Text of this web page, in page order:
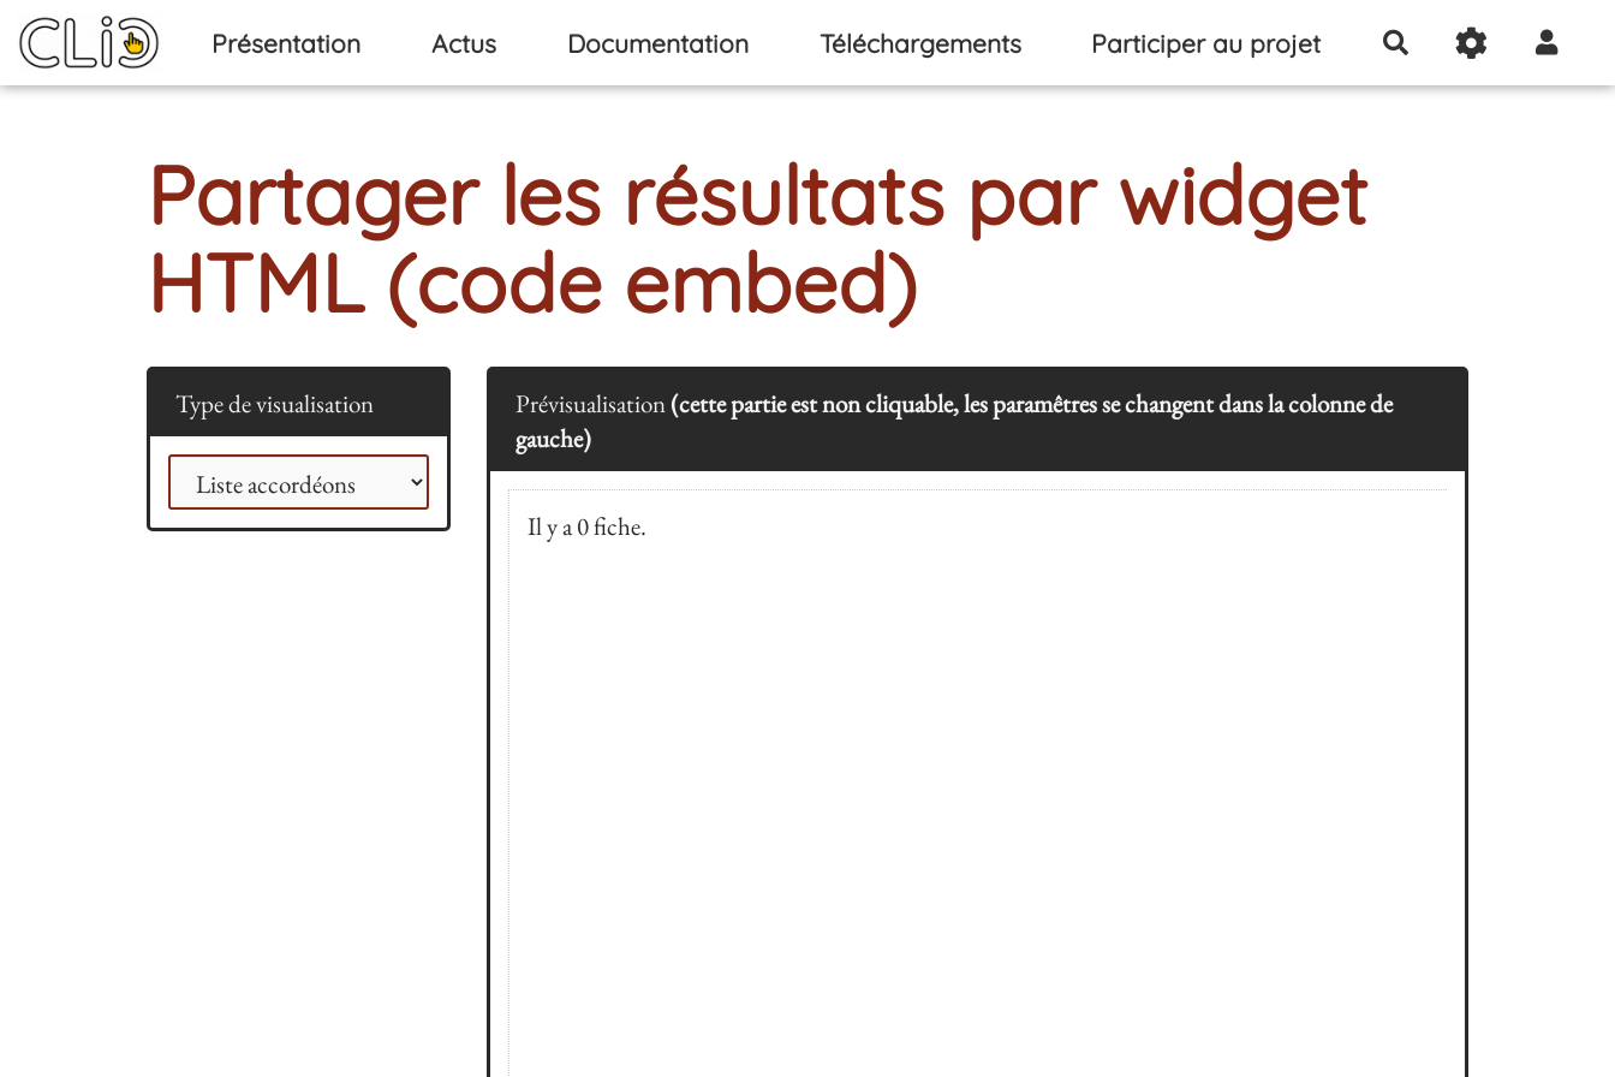
Aller au contenu principal
Présentation Actus Documentation Téléchargements Participer au projet Rechercher
Partager les résultats par widget
HTML (code embed)
Type de visualisation Prévisualisation(cette partie est non cliquable, les paramêtres se changent dans la colonne de
gauche)